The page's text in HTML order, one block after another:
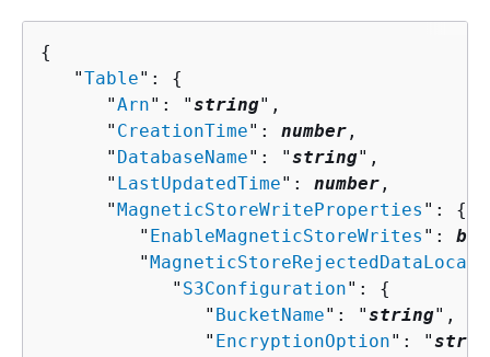
{
   "
Table": {
      "
Arn": "string",
      "
CreationTime": number ,
      "
DatabaseName": "string",
      "
LastUpdatedTime": number ,
      "
MagneticStoreWriteProperties ": {
         "
EnableMagneticStoreWrites ":
         "
            "
S3Configuration": {
               "
BucketName": "string",
               "
EncryptionOption": "